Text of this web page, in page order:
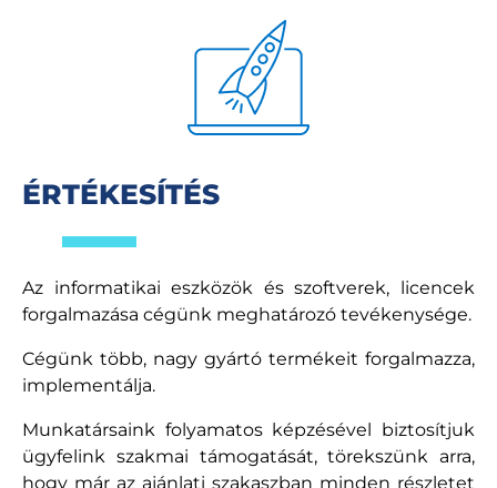
ÉRTÉKESÍTÉS
Az informatikai eszközök és szoftverek, licencek
forgalmazása cégünk meghatározó tevékenysége.
Cégünk több, nagy gyártó termékeit forgalmazza,
implementálja.
Munkatársaink folyamatos képzésével biztosítjuk
ügyfelink szakmai támogatását, törekszünk arra,
hogy már az ajánlati szakaszban minden részletet